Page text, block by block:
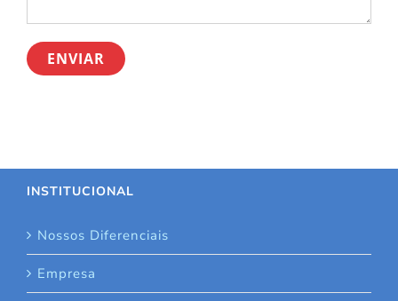
INSTITUCIONAL
Nossos Diferenciais
Empresa